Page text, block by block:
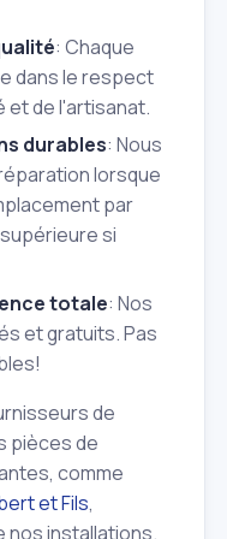
: Chaque
dans le respect
et de l'artisanat.
durables: Nous
lorsque
par
si
totale: Nos
et gratuits. Pas
de
pièces de
comme
et Fils,
nos installations.